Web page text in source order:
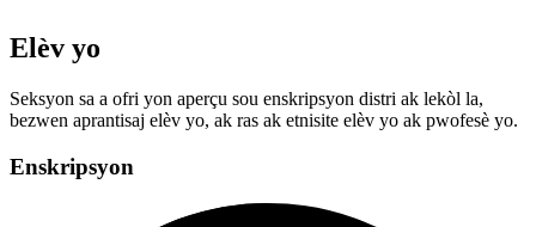
Elèv yo
Seksyon sa a ofri yon aperçu sou enskripsyon distri ak lekòl la,
bezwen aprantisaj elèv yo, ak ras ak etnisite elèv yo ak pwofesè yo.
Enskripsyon